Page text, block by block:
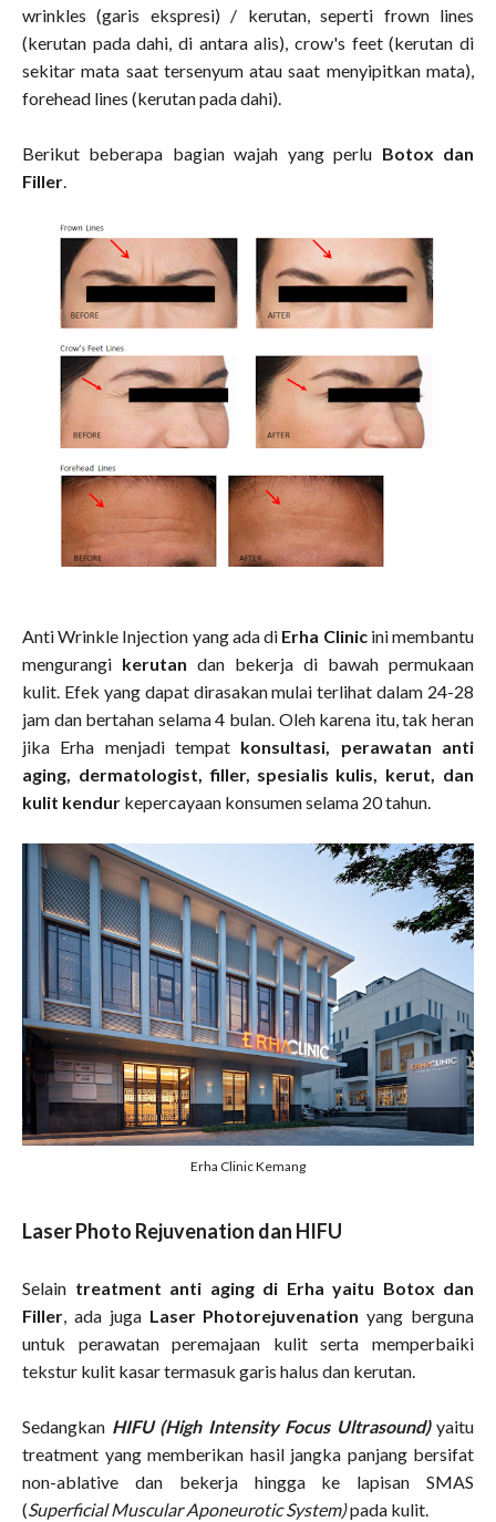
wrinkles (garis ekspresi) / kerutan, seperti frown lines
(kerutan pada dahi, di antara alis), crow's feet (kerutan di
sekitar mata saat tersenyum atau saat menyipitkan mata),
forehead lines (kerutan pada dahi).
Berikut beberapa bagian wajah yang perlu Botox dan
Filler.
Anti Wrinkle Injection yang ada di Erha Clinic ini membantu
mengurangi kerutan dan bekerja di bawah permukaan
kulit. Efek yang dapat dirasakan mulai terlihat dalam 24-28
jam dan bertahan selama 4 bulan. Oleh karena itu, tak heran
jika Erha menjadi tempat konsultasi, perawatan anti
aging, dermatologist, filler, spesialis kulis, kerut, dan
kulit kendur kepercayaan konsumen selama 20 tahun.
Erha Clinic Kemang
Laser Photo Rejuvenation dan HIFU
Selain treatment anti aging di Erha yaitu Botox dan
Filler, ada juga Laser Photorejuvenation yang berguna
untuk perawatan peremajaan kulit serta memperbaiki
tekstur kulit kasar termasuk garis halus dan kerutan.
Sedangkan HIFU (High Intensity Focus Ultrasound)yaitu
treatment yang memberikan hasil jangka panjang bersifat
non-ablative dan bekerja hingga ke lapisan SMAS
(Superficial Muscular Aponeurotic System)pada kulit.